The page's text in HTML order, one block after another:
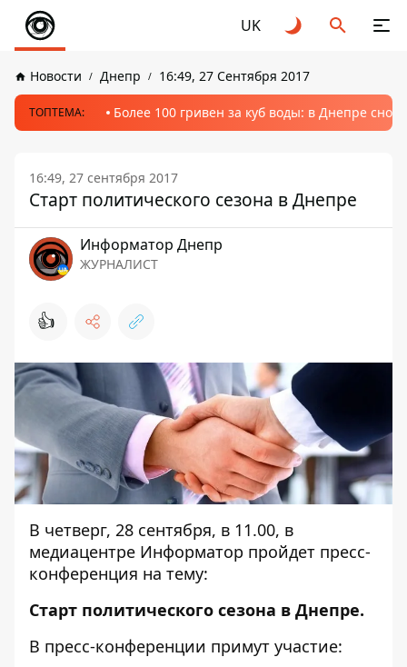
UK
Новости Днепр 16:49, 27 Сентября 2017
ТОПТЕМА: Более 100 гривен за куб воды: в Днепре
16:49, 27 сентября 2017
Старт политического сезона в Днепре
Информатор Днепр
ЖУРНАЛИСТ
👍
В четверг, 28 сентября, в 11.00, в
медиацентре Информатор пройдет пресс-
конференция на тему:
Старт политического сезона в Днепре.
В пресс-конференции примут участие: